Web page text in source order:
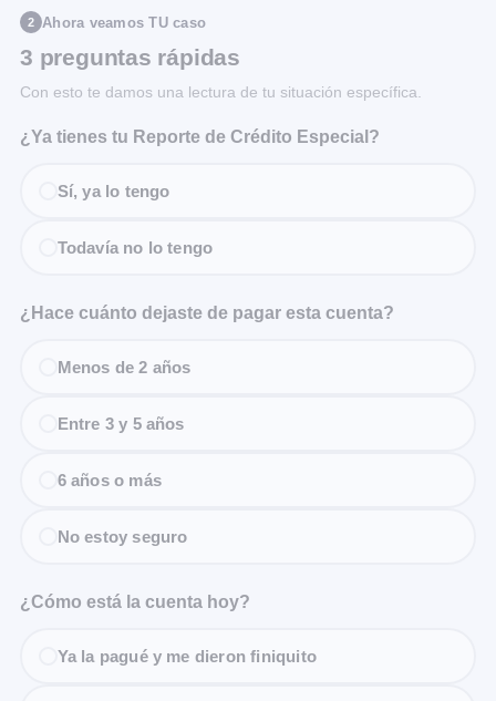
2 Ahora veamos TU caso
3 preguntas rápidas
Con esto te damos una lectura de tu situación específica.
¿Ya tienes tu Reporte de Crédito Especial?
Sí, ya lo tengo
Todavía no lo tengo
¿Hace cuánto dejaste de pagar esta cuenta?
Menos de 2 años
Entre 3 y 5 años
6 años o más
No estoy seguro
¿Cómo está la cuenta hoy?
Ya la pagué y me dieron finiquito